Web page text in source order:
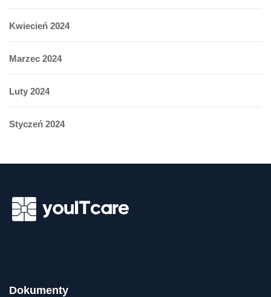
Kwiecień 2024
Marzec 2024
Luty 2024
Styczeń 2024
Dokumenty